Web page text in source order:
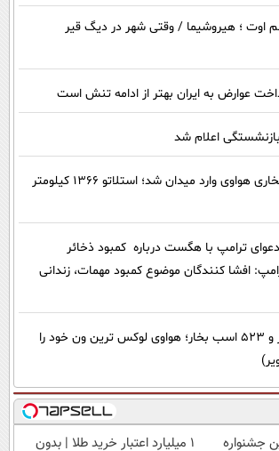
۸:۱۵ ششم اوت ؛ هیروشیما / وقتی شهر در دیگ قیر
عوارض به ایران بهتر از ادامه تنش است
اعلام شد
غول 586 اسب بخاری هواوی وارد میدان شد؛ استلاتو 1366 کیلومتر
ترامپ با هگست درباره کمبود ذخائر
افشا کنندگان موضوع کمبود مهمات، زندانی
قهوه ساز، 6 لیدار و 523 اسب بخار؛ هواوی لوکس ترین ون خود را
جشنواره
۱ میلیارد اعتبار خرید طلا | بدون